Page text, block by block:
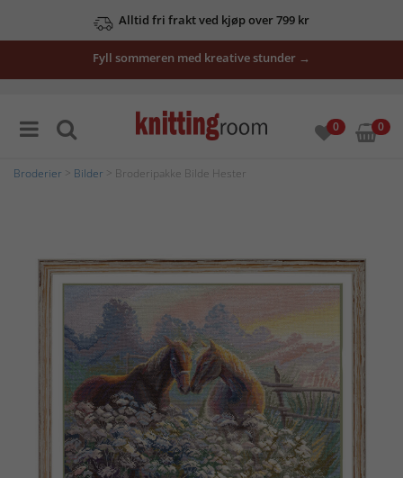
Alltid fri frakt ved kjøp over 799 kr
Fyll sommeren med kreative stunder →
0 0
Broderier Bilder > Broderipakke Bilde Hester